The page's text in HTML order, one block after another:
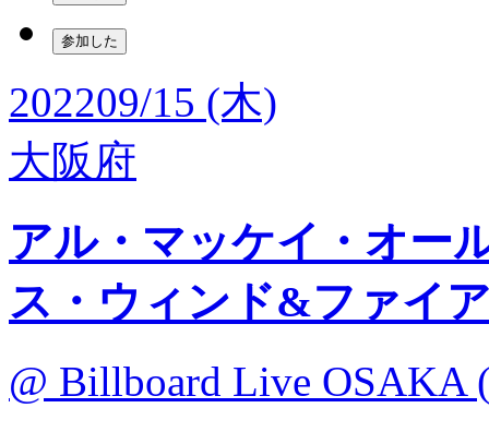
参加した
202209/15 (木)
大阪府
アル・マッケイ・オー
ス・ウィンド&ファイ
@ Billboard Live OSAKA